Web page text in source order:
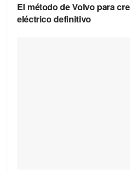
El método de Volvo para
eléctrico definitivo